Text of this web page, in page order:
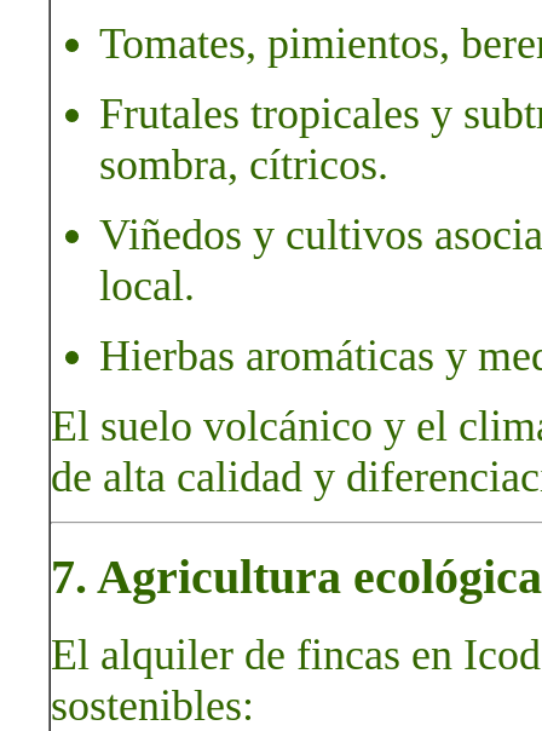
Tomates, pimientos,
Frutales tropicales y
sombra, cítricos.
Viñedos y cultivos
local.
Hierbas aromáticas y
El suelo volcánico y el
de alta calidad y
7. Agricultura
El alquiler de fincas en
sostenibles: